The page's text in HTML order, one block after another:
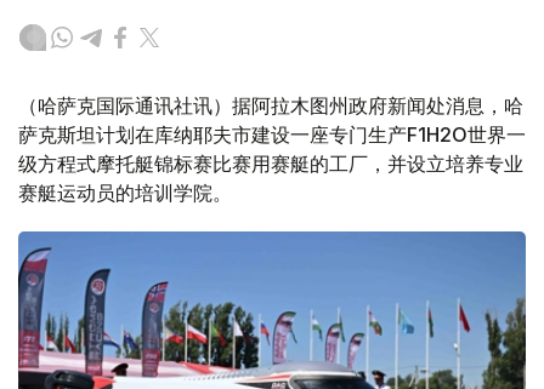
（哈萨克国际通讯社讯）据阿拉木图州政府新闻处消息，哈
萨克斯坦计划在库纳耶夫市建设一座专门生产F1H2O世界一
级方程式摩托艇锦标赛比赛用赛艇的工厂，并设立培养专业
赛艇运动员的培训学院。